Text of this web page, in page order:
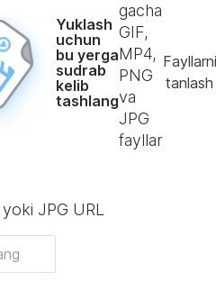
Yuklash
uchun
bu yerga
sudrab
kelib
tashlang
gacha
GIF,
MP4,
PNG
va
JPG
fayllar
Fayllarni
tanlash
JPG URL